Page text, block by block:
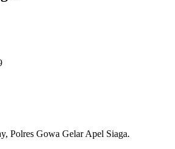
Polres Gowa Gelar Apel Siaga.